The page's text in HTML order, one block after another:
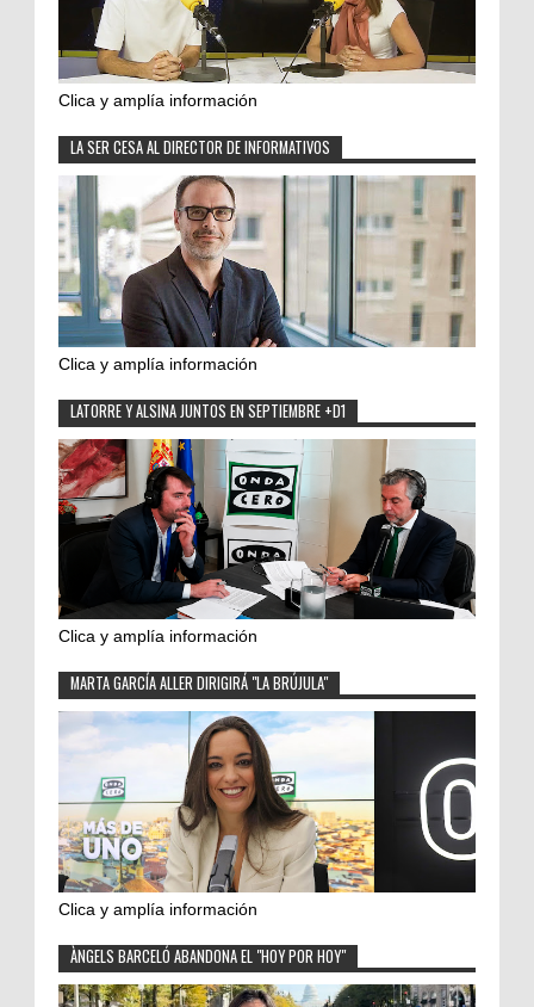
Clica y amplía información
LA SER CESA AL DIRECTOR DE INFORMATIVOS
Clica y amplía información
LATORRE Y ALSINA JUNTOS EN SEPTIEMBRE +D1
Clica y amplía información
MARTA GARCÍA ALLER DIRIGIRÁ "LA BRÚJULA"
Clica y amplía información
ÀNGELS BARCELÓ ABANDONA EL "HOY POR HOY"